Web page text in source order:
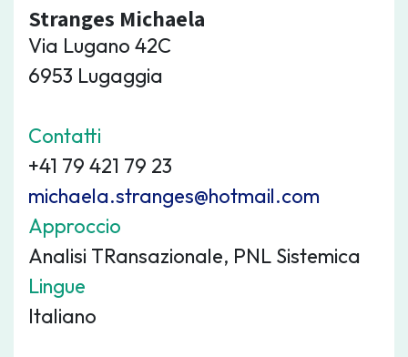
Stranges Michaela
Via Lugano 42C
6953 Lugaggia
Contatti
+41 79 421 79 23
michaela.stranges@hotmail.com
Approccio
Analisi TRansazionale, PNL Sistemica
Lingue
Italiano